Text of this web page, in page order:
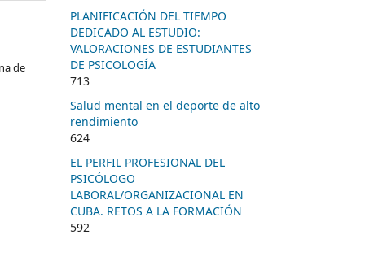
de
PLANIFICACIÓN DEL TIEMPO
DEDICADO AL ESTUDIO:
VALORACIONES DE ESTUDIANTES
DE PSICOLOGÍA
713
Salud mental en el deporte de alto
rendimiento
624
EL PERFIL PROFESIONAL DEL
PSICÓLOGO
LABORAL/ORGANIZACIONAL EN
CUBA. RETOS A LA FORMACIÓN
592